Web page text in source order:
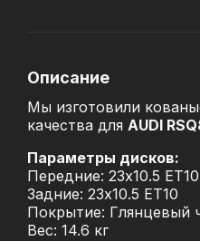
Описание
Мы изготовили
качества для AUDI
Параметры дисков:
Передние: 23x10.5 ET10
Задние: 23x10.5 ET10
Покрытие: Глянцевый
Вес: 14.6 кг